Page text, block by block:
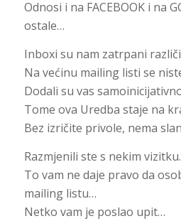
Odnosi i na FACEBOOK i na
ostale…
Inboxi su nam zatrpani
Na većinu mailing listi se
Dodali su vas
Tome ova Uredba staje na
Bez izričite privole, nema
Razmjenili ste s nekim vizitku.
To vam ne daje pravo da
mailing listu…
Netko vam je poslao upit…